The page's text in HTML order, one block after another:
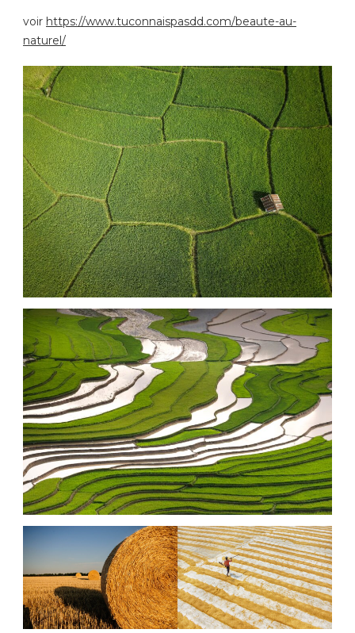
voir https://www.tuconnaispasdd.com/beaute-au-
naturel/